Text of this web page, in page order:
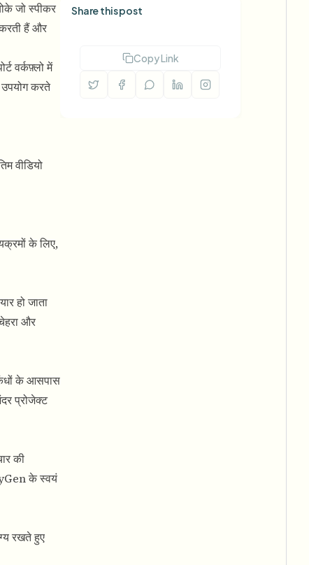
जो स्पीकर
हैं और
वर्कफ़्लो में
उपयोग करते
वीडियो
के लिए,
हो जाता
और
कंधों के आसपास
प्रोजेक्ट
की
के स्वयं
रखते हुए
Share this post
Copy Link